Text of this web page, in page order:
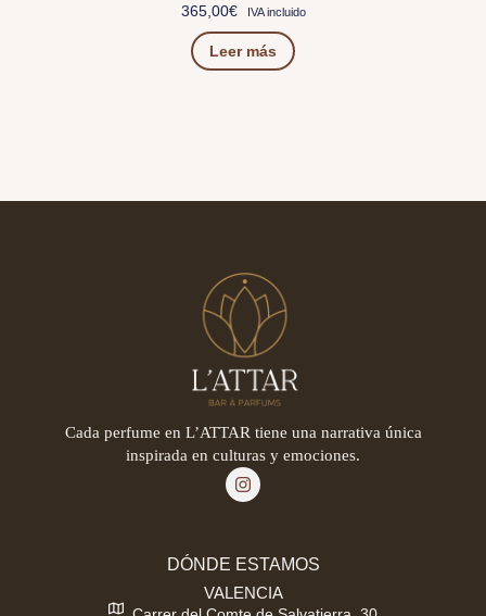
365,00€ IVA incluido
Leer más
Cada perfume en L’ATTAR tiene una narrativa única
inspirada en culturas y emociones.
DÓNDE ESTAMOS
VALENCIA